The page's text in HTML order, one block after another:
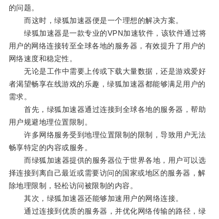
的问题。
而这时，绿狐加速器便是一个理想的解决方案。
绿狐加速器是一款专业的VPN加速软件，该软件通过将
用户的网络连接转至全球各地的服务器，有效提升了用户的
网络速度和稳定性。
无论是工作中需要上传或下载大量数据，还是游戏爱好
者渴望畅享在线游戏的乐趣，绿狐加速器都能够满足用户的
需求。
首先，绿狐加速器通过连接到全球各地的服务器，帮助
用户规避地理位置限制。
许多网络服务受到地理位置限制的限制，导致用户无法
畅享特定的内容或服务。
而绿狐加速器提供的服务器位于世界各地，用户可以选
择连接到离自己最近或需要访问的国家或地区的服务器，解
除地理限制，轻松访问被限制的内容。
其次，绿狐加速器还能够加速用户的网络连接。
通过连接到优质的服务器，并优化网络传输的路径，绿